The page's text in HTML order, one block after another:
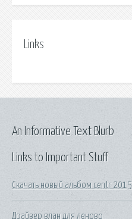
Links
Links to Important Stuff
Скачать новый альбом centr 2015
Драйвер влан для леново
An Informative Text Blurb